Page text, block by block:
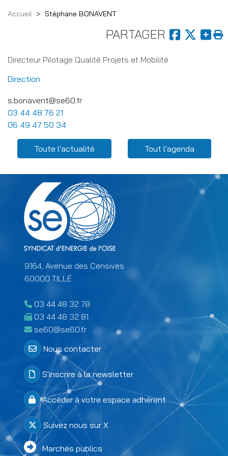
Accueil Stéphane BONAVENT
PARTAGER
Directeur Pilotage Qualité Projets et Mobilité
Direction
s.bonavent@se60.fr
03 44 48 76 21
06 49 47 50 34
Menu Related content
Toute l'actualité Tout l'agenda
9164, Avenue des Censives
60000 TILLÉ
03 44 48 32 78
03 44 48 32 81
se60@se60.fr
Menu Colonne 2 footer
Nous contacter
S'inscrire à la newsletter
Accéder à votre espace adhérent
Suivez nous sur X
Menu Colonne 3 footer
Marchés publics